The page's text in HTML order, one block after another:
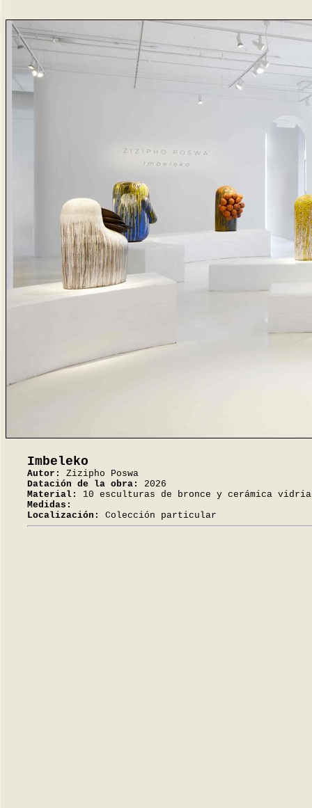
Imbeleko
Autor:
Zizipho Poswa
Datación de la obra:
2026
Material:
10 esculturas de bronce y cerámica
Medidas:
Localización:
Colección particular